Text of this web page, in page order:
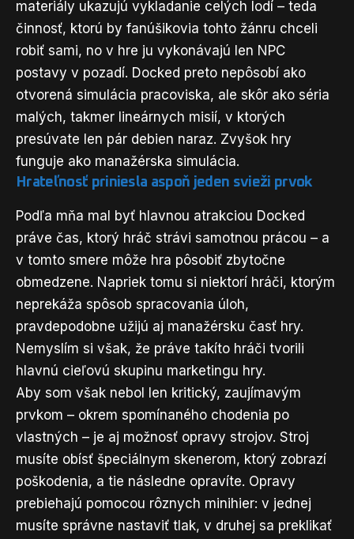
materiály ukazujú vykladanie celých lodí – teda
činnosť, ktorú by fanúšikovia tohto žánru chceli
robiť sami, no v hre ju vykonávajú len NPC
postavy v pozadí. Docked preto nepôsobí ako
otvorená simulácia pracoviska, ale skôr ako séria
malých, takmer lineárnych misií, v ktorých
presúvate len pár debien naraz. Zvyšok hry
funguje ako manažérska simulácia.
Hrateľnosť priniesla aspoň jeden svieži prvok
Podľa mňa mal byť hlavnou atrakciou Docked
práve čas, ktorý hráč strávi samotnou prácou – a
v tomto smere môže hra pôsobiť zbytočne
obmedzene. Napriek tomu si niektorí hráči, ktorým
neprekáža spôsob spracovania úloh,
pravdepodobne užijú aj manažérsku časť hry.
Nemyslím si však, že práve takíto hráči tvorili
hlavnú cieľovú skupinu marketingu hry.
Aby som však nebol len kritický, zaujímavým
prvkom – okrem spomínaného chodenia po
vlastných – je aj možnosť opravy strojov. Stroj
musíte obísť špeciálnym skenerom, ktorý zobrazí
poškodenia, a tie následne opravíte. Opravy
prebiehajú pomocou rôznych minihier: v jednej
musíte správne nastaviť tlak, v druhej sa preklikať